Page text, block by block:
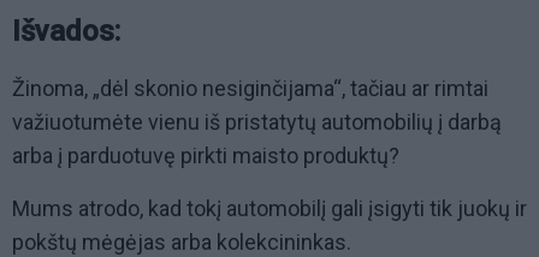
Išvados:
Žinoma, „dėl skonio nesiginčijama“, tačiau ar rimtai
važiuotumėte vienu iš pristatytų automobilių į darbą
arba į parduotuvę pirkti maisto produktų?
Mums atrodo, kad tokį automobilį gali įsigyti tik juokų ir
pokštų mėgėjas arba kolekcininkas.